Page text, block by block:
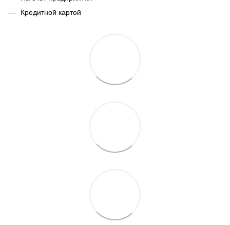
Кредитной картой